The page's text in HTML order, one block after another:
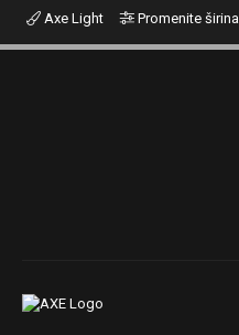
Axe Light Promenite širina